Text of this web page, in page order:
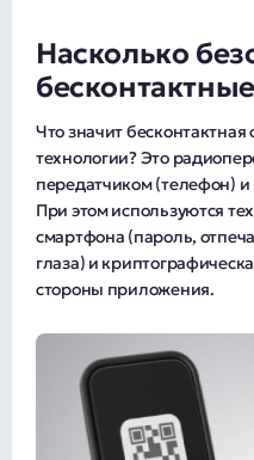
Насколько
Что значит бесконтактная
технологии? Это
передатчиком (телефон)
При этом используются
смартфона (пароль,
глаза) и
стороны приложения.